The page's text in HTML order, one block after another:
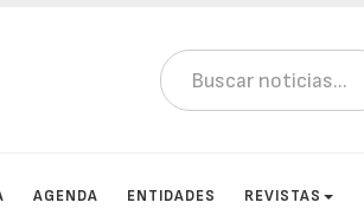
AGENDA ENTIDADES REVISTAS